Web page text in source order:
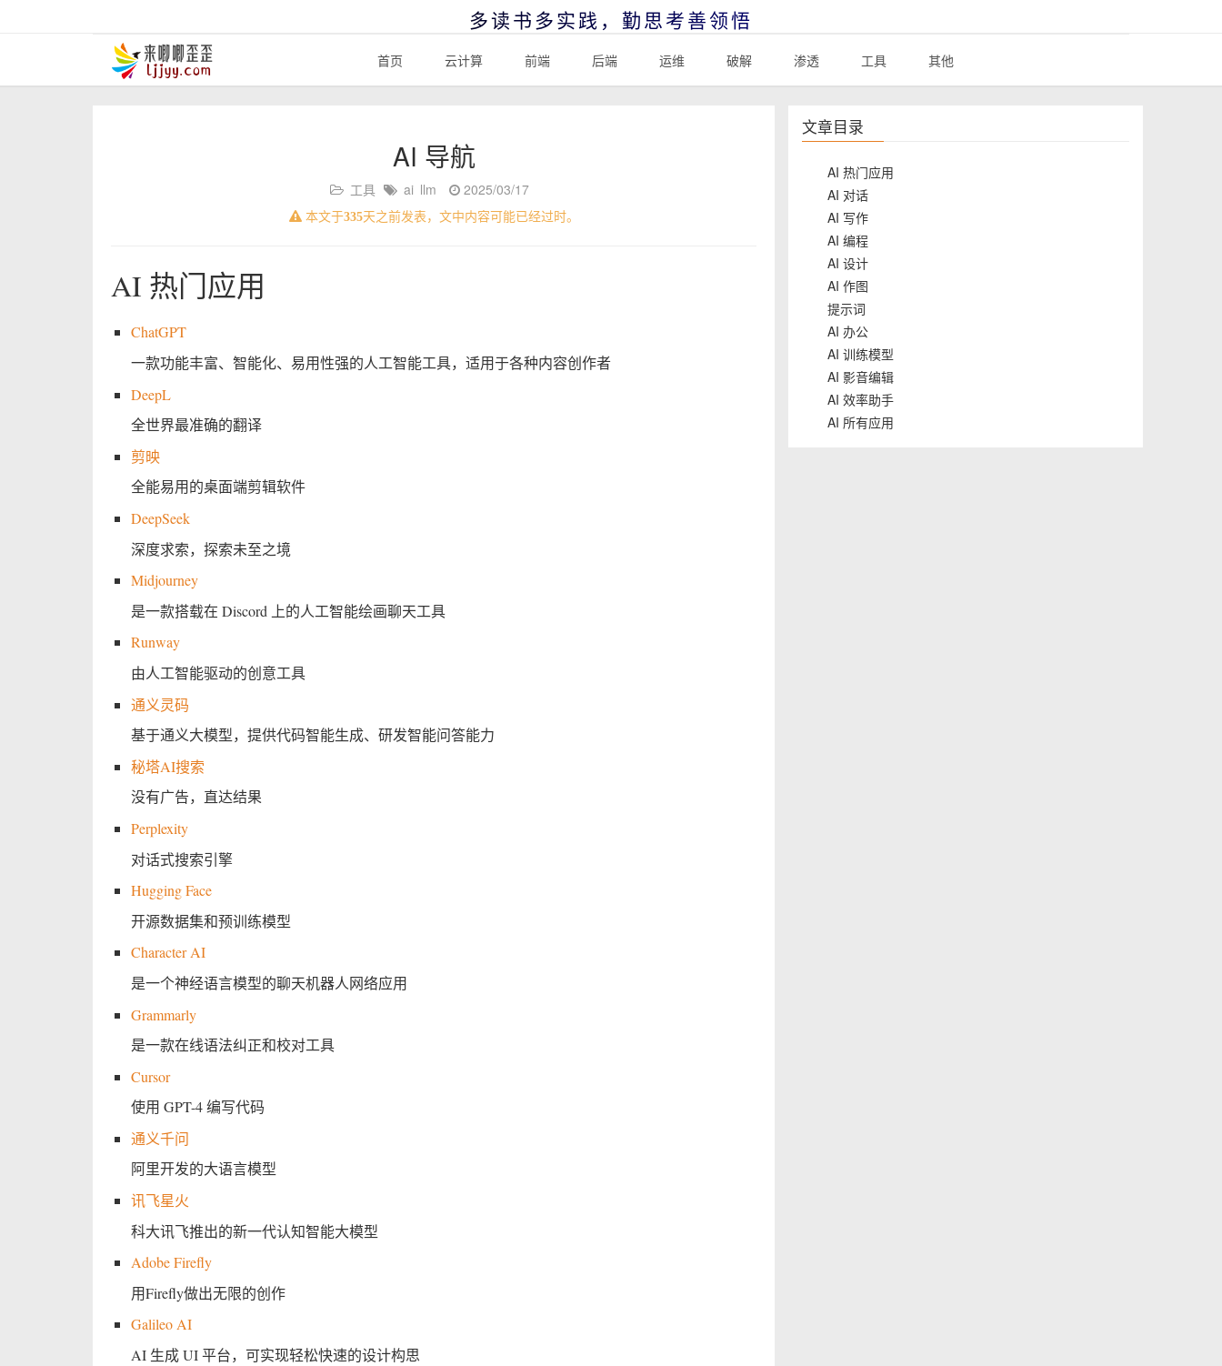
多读书多实践，勤思考善领悟
首页 云计算 前端 后端 运维 破解 渗透 工具 其他
AI 导航
工具 ai llm 2025/03/17
本文于335天之前发表，文中内容可能已经过时。
AI 热门应用
ChatGPT
一款功能丰富、智能化、易用性强的人工智能工具，适用于各种内容创作者
DeepL
全世界最准确的翻译
剪映
全能易用的桌面端剪辑软件
DeepSeek
深度求索，探索未至之境
Midjourney
是一款搭载在 Discord 上的人工智能绘画聊天工具
Runway
由人工智能驱动的创意工具
通义灵码
基于通义大模型，提供代码智能生成、研发智能问答能力
秘塔AI搜索
没有广告，直达结果
Perplexity
对话式搜索引擎
Hugging Face
开源数据集和预训练模型
Character AI
是一个神经语言模型的聊天机器人网络应用
Grammarly
是一款在线语法纠正和校对工具
Cursor
使用 GPT-4 编写代码
通义千问
阿里开发的大语言模型
讯飞星火
科大讯飞推出的新一代认知智能大模型
Adobe Firefly
用Firefly做出无限的创作
Galileo AI
AI 生成 UI 平台，可实现轻松快速的设计构思
文章目录
AI 热门应用
AI 对话
AI 写作
AI 编程
AI 设计
AI 作图
提示词
AI 办公
AI 训练模型
AI 影音编辑
AI 效率助手
AI 所有应用